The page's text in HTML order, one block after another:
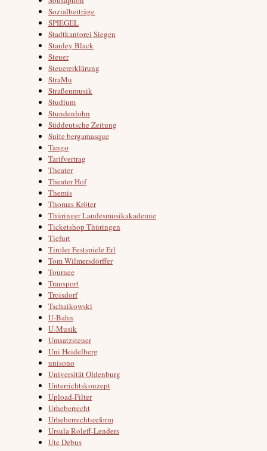
Sozialbeiträge
SPIEGEL
Stadtkantorei Siegen
Stanley Black
Steuer
Steuererklärung
StraMu
Straßenmusik
Studium
Stundenlohn
Süddeutsche Zeitung
Suite bergamasque
Tango
Tarifvertrag
Theater
Theater Hof
Themis
Thomas Kröter
Thüringer Landesmusikakademie
Ticketshop Thüringen
Tiefurt
Tiroler Festspiele Erl
Tom Wilmersdörffer
Tournee
Transport
Troisdorf
Tschaikowski
U-Bahn
U-Musik
Umsatzsteuer
Uni Heidelberg
unisono
Universität Oldenburg
Unterrichtskonzept
Upload-Filter
Urheberrecht
Urheberrechtsreform
Ursula Roleff-Lenders
Ute Debus